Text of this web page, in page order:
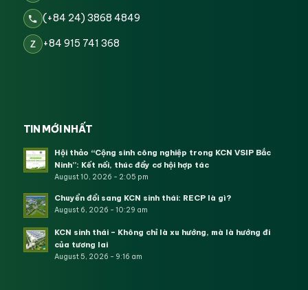
(+84 24) 3868 4849
Z +84 915 741 368
TIN MỚI NHẤT
Hội thảo “Cộng sinh công nghiệp trong KCN VSIP Bắc
Ninh”: Kết nối, thúc đẩy cơ hội hợp tác
August 10, 2026 - 2:05 pm
Chuyển đổi sang KCN sinh thái: RECP là gì?
August 6, 2026 - 10:29 am
KCN sinh thái – Không chỉ là xu hướng, mà là hướng đi
của tương lai
August 5, 2026 - 9:16 am